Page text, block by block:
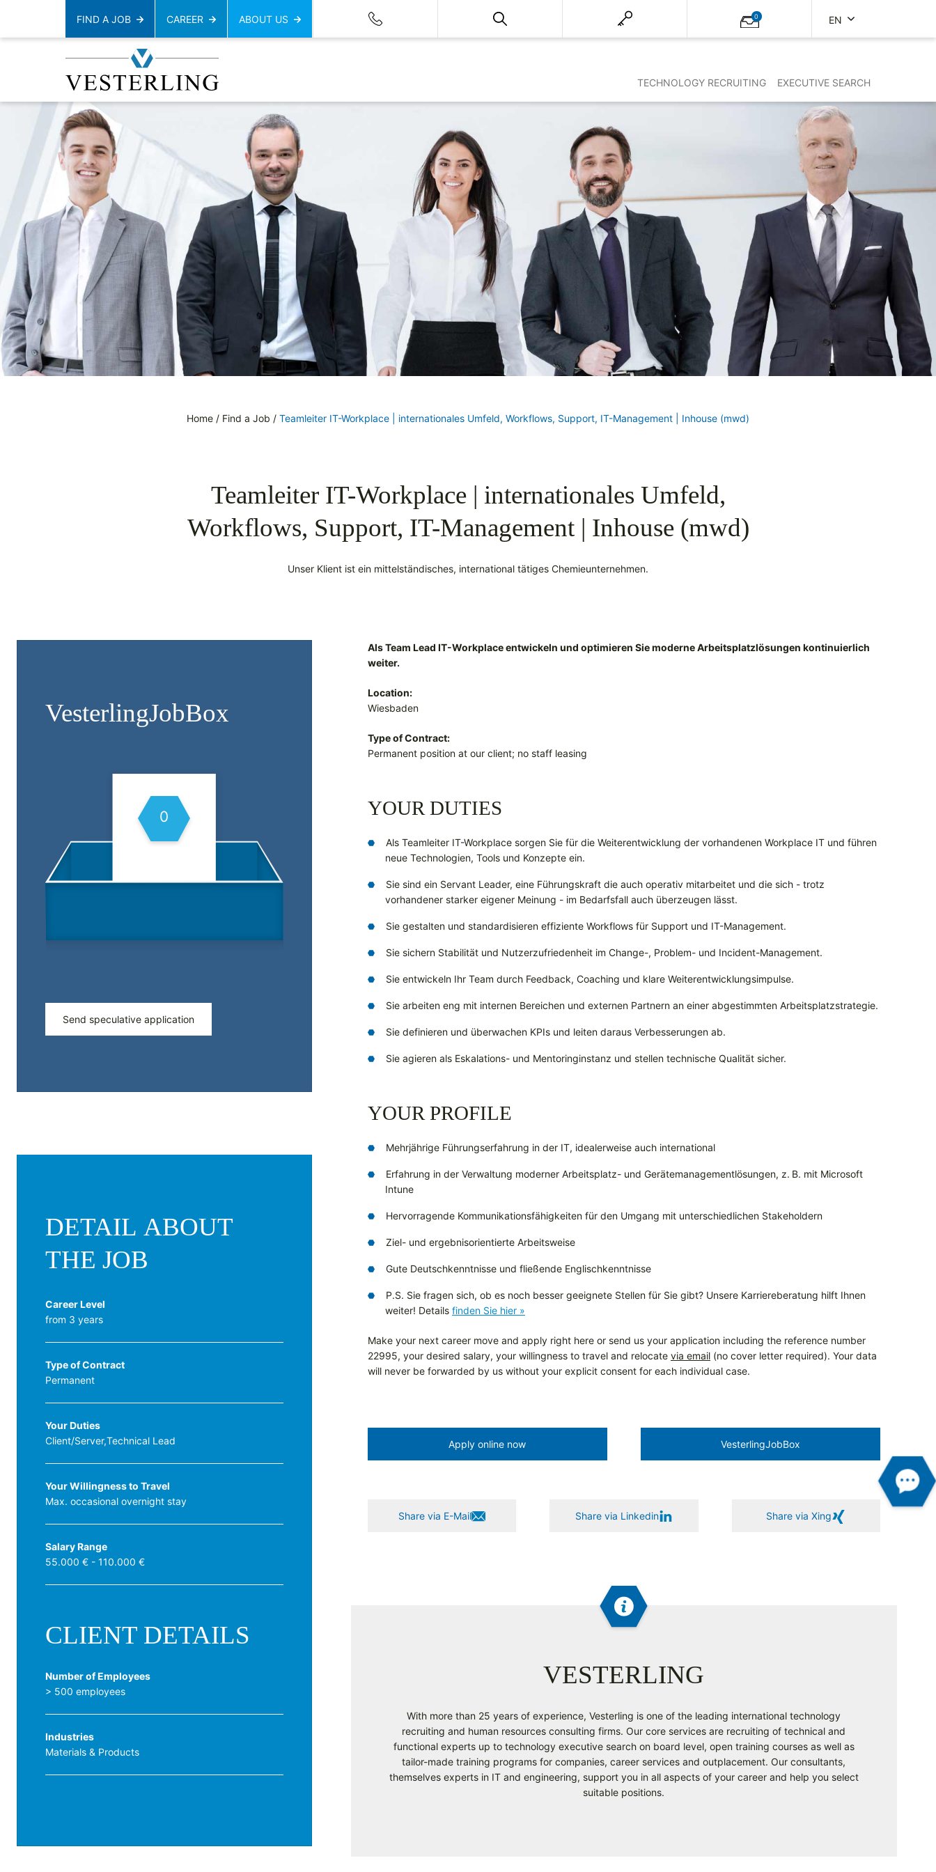
FIND A JOB CAREER ABOUT US 0 EN
TECHNOLOGY RECRUITING EXECUTIVE SEARCH
Home / Find a Job / Teamleiter IT-Workplace | internationales Umfeld, Workflows, Support, IT-Management | Inhouse (mwd)
Teamleiter IT-Workplace | internationales Umfeld,
Workflows, Support, IT-Management | Inhouse (mwd)
Unser Klient ist ein mittelständisches, international tätiges Chemieunternehmen.
Vesterling­JobBox
0
Send speculative application
DETAIL ABOUT
THE JOB
Career Level
from 3 years
Type of Contract
Permanent
Your Duties
Client/Server,Technical Lead
Your Willingness to Travel
Max. occasional overnight stay
Salary Range
55.000 € - 110.000 €
CLIENT DETAILS
Number of Employees
> 500 employees
Industries
Materials & Products
Als Team Lead IT-Workplace entwickeln und optimieren Sie moderne Arbeitsplatzlösungen kontinuierlich
weiter.
Location:
Wiesbaden
Type of Contract:
Permanent position at our client; no staff leasing
YOUR DUTIES
Als Teamleiter IT-Workplace sorgen Sie für die Weiterentwicklung der vorhandenen Workplace IT und führen
neue Technologien, Tools und Konzepte ein.
Sie sind ein Servant Leader, eine Führungskraft die auch operativ mitarbeitet und die sich - trotz
vorhandener starker eigener Meinung - im Bedarfsfall auch überzeugen lässt.
Sie gestalten und standardisieren effiziente Workflows für Support und IT-Management.
Sie sichern Stabilität und Nutzerzufriedenheit im Change-, Problem- und Incident-Management.
Sie entwickeln Ihr Team durch Feedback, Coaching und klare Weiterentwicklungsimpulse.
Sie arbeiten eng mit internen Bereichen und externen Partnern an einer abgestimmten Arbeitsplatzstrategie.
Sie definieren und überwachen KPIs und leiten daraus Verbesserungen ab.
Sie agieren als Eskalations- und Mentoringinstanz und stellen technische Qualität sicher.
YOUR PROFILE
Mehrjährige Führungserfahrung in der IT, idealerweise auch international
Erfahrung in der Verwaltung moderner Arbeitsplatz- und Gerätemanagementlösungen, z. B. mit Microsoft
Intune
Hervorragende Kommunikationsfähigkeiten für den Umgang mit unterschiedlichen Stakeholdern
Ziel- und ergebnisorientierte Arbeitsweise
Gute Deutschkenntnisse und fließende Englischkenntnisse
P.S. Sie fragen sich, ob es noch besser geeignete Stellen für Sie gibt? Unsere Karriereberatung hilft Ihnen
weiter! Details finden Sie hier »
Make your next career move and apply right here or send us your application including the reference number
22995, your desired salary, your willingness to travel and relocate via email (no cover letter required). Your data
will never be forwarded by us without your explicit consent for each individual case.
Apply online now Vesterling­JobBox
Share via E-Mail Share via Linkedin Share via Xing
VESTERLING
With more than 25 years of experience, Vesterling is one of the leading international technology
recruiting and human resources consulting firms. Our core services are recruiting of technical and
functional experts up to technology executive search on board level, open training courses as well as
tailor-made training programs for companies, career services and outplacement. Our consultants,
themselves experts in IT and engineering, support you in all aspects of your career and help you select
suitable positions.